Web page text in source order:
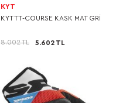
KYT
KYT TT-COURSE KASK MAT GRİ
8.002 TL 5.602 TL